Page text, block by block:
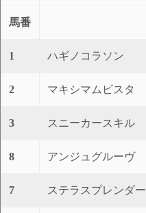
馬番
1 ハギノコラソン
2 マキシマムビスタ
3 スニーカースキル
8 アンジュグルーヴ
7 ステラスプレンダー